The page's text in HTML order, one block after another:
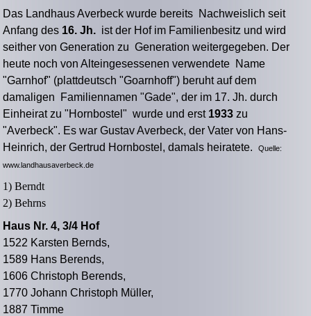
Das Landhaus Averbeck wurde bereits Nachweislich seit
Anfang des 16. Jh. ist der Hof im Familienbesitz und wird
seither von Generation zu Generation weitergegeben. Der
heute noch von Alteingesessenen verwendete Name
"Garnhof" (plattdeutsch "Goarnhoff") beruht auf dem
damaligen Familiennamen "Gade", der im 17. Jh. durch
Einheirat zu "Hornbostel" wurde und erst 1933 zu
"Averbeck". Es war Gustav Averbeck, der Vater von Hans-
Heinrich, der Gertrud Hornbostel, damals heiratete.Quelle:
www.landhausaverbeck.de
1) Berndt
2) Behrns
Haus Nr. 4, 3/4 Hof
1522 Karsten Bernds,
1589 Hans Berends,
1606 Christoph Berends,
1770 Johann Christoph Müller,
1887 Timme